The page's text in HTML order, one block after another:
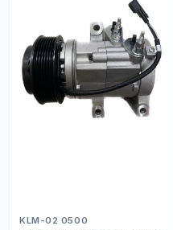
KLM-02 0500